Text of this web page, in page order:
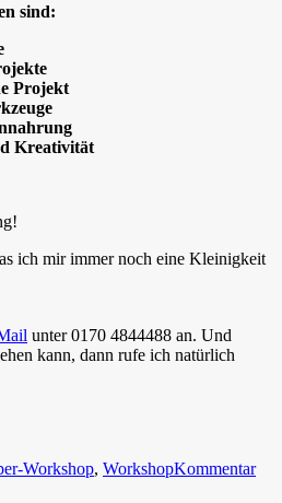
sind:
Projekt
Kreativität
ich mir immer noch eine Kleinigkeit
unter 0170 4844488 an. Und
kann, dann rufe ich natürlich
Workshop, WorkshopKommentar